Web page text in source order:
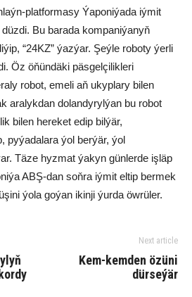
platformasy Ýaponiýada iýmit
Bu barada kompaniýanyň
“24KZ” ýazýar. Şeýle roboty ýerli
Öz öňündäki päsgelçilikleri
robot, emeli aň ukyplary bilen
aralykdan dolandyrylýan bu robot
bilen hereket edip bilýär,
pyýadalara ýol berýär, ýol
Täze hyzmat ýakyn günlerde işläp
ABŞ-dan soňra iýmit eltip bermek
ýola goýan ikinji ýurda öwrüler.
Next article
Kem-kemden özüni
dürseýär